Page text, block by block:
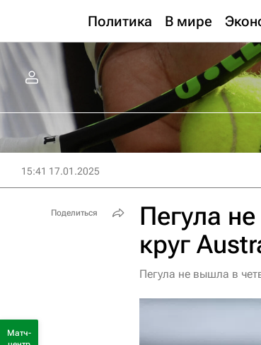
Политика В мире
15:41 17.01.2025
Пегула
круг
Пегула не вышла в
Поделиться
Матч-